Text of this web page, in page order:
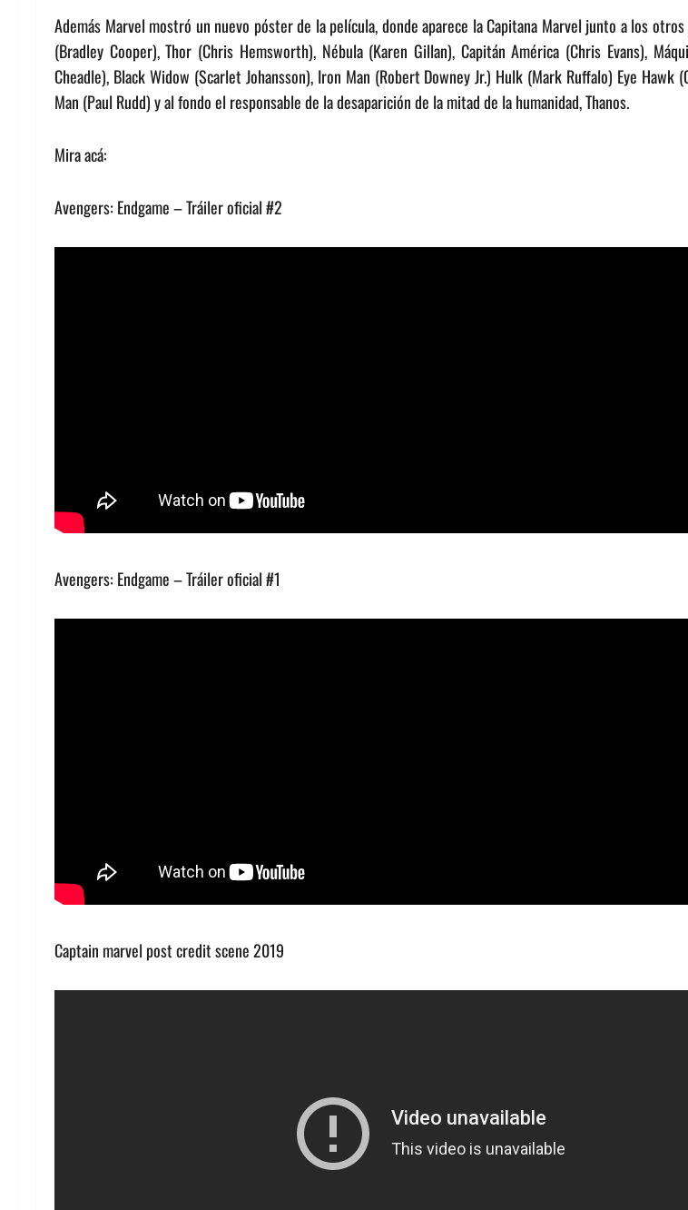
Además Marvel mostró un nuevo póster de la película, donde aparece la Capitana Marvel junto a los
(Bradley Cooper), Thor (Chris Hemsworth), Nébula (Karen Gillan), Capitán América (Chris Evans),
Cheadle), Black Widow (Scarlet Johansson), Iron Man (Robert Downey Jr.) Hulk (Mark Ruffalo) Eye Hawk
Man (Paul Rudd) y al fondo el responsable de la desaparición de la mitad de la humanidad, Thanos.
Mira acá:
Avengers: Endgame – Tráiler oficial #2
Avengers: Endgame – Tráiler oficial #1
Captain marvel post credit scene 2019